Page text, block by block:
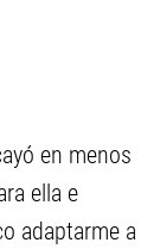
en menos
ella e
adaptarme a